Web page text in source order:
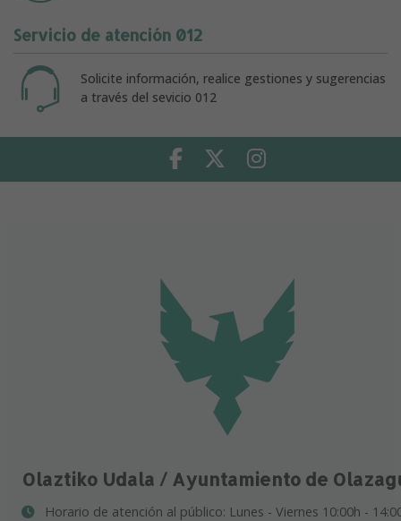
Servicio de atención 012
Solicite información, realice gestiones y sugerencias
a través del sevicio 012
Facebook Twitter Instagram
Olaztiko Udala / Ayuntamiento de
Horario de atención al público: Lunes - Viernes 10:00h -